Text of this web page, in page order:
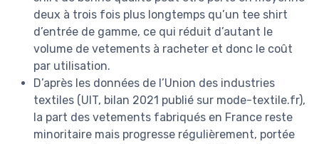
deux à trois fois plus longtemps qu’un tee shirt
d’entrée de gamme, ce qui réduit d’autant le
volume de vetements à racheter et donc le coût
par utilisation.
D’après les données de l’Union des industries
textiles (UIT, bilan 2021 publié sur mode-textile.fr),
la part des vetements fabriqués en France reste
minoritaire mais progresse régulièrement, portée